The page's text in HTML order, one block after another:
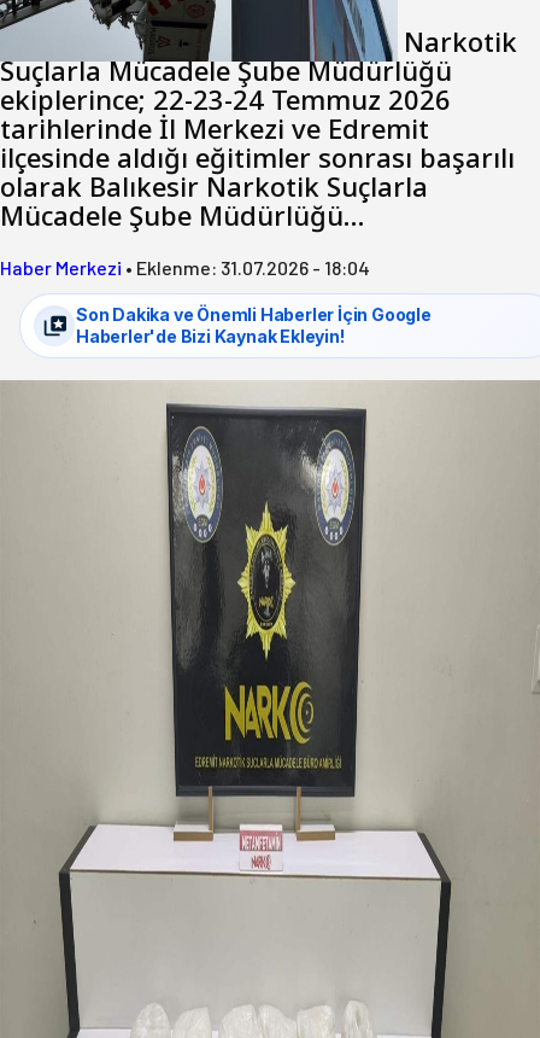
Balıkesir İl Emniyet Müdürlüğü Narkotik
Suçlarla Mücadele Şube Müdürlüğü
ekiplerince; 22-23-24 Temmuz 2026
tarihlerinde İl Merkezi ve Edremit
ilçesinde aldığı eğitimler sonrası başarılı
olarak Balıkesir Narkotik Suçlarla
Mücadele Şube Müdürlüğü…
Haber Merkezi • Eklenme: 31.07.2026 - 18:04
Son Dakika ve Önemli Haberler İçin Google
Haberler'de Bizi Kaynak Ekleyin!